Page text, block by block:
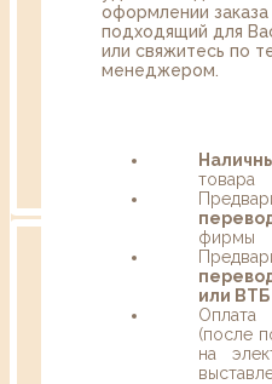
оформлении
подходящий для
или свяжитесь по
менеджером.
товара
фирмы
или ВТБ
Оплата
(после
на